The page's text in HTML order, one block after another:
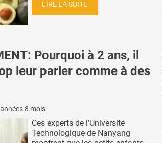
LIRE LA SUITE
Pourquoi à 2 ans, il
leur parler comme à des
8 mois
Ces experts de l’Université
Technologique de Nanyang